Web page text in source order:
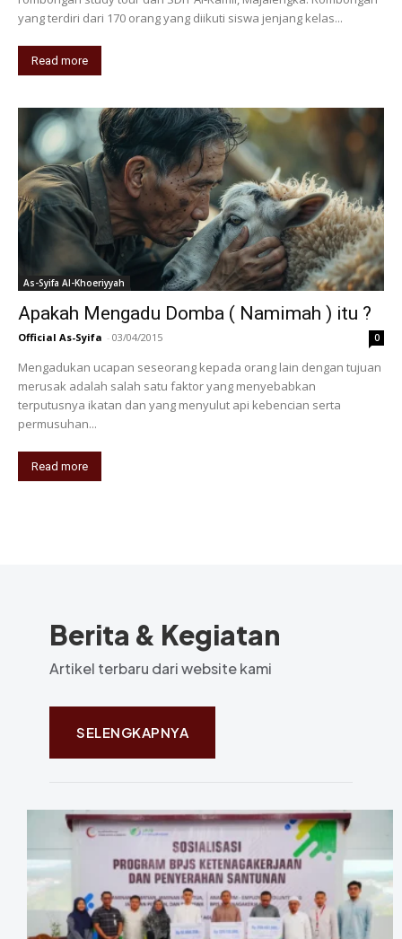
yang terdiri dari 170 orang yang diikuti siswa jenjang kelas...
Read more
As-Syifa Al-Khoeriyyah
Apakah Mengadu Domba ( Namimah ) itu ?
Official As-Syifa - 03/04/2015 0
Mengadukan ucapan seseorang kepada orang lain dengan tujuan
merusak adalah salah satu faktor yang menyebabkan
terputusnya ikatan dan yang menyulut api kebencian serta
permusuhan...
Read more
Berita & Kegiatan
Artikel terbaru dari website kami
SELENGKAPNYA